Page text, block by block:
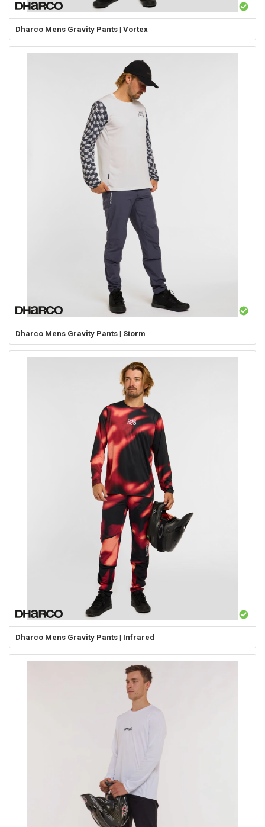
Dharco Mens Gravity Pants | Vortex
Dharco Mens Gravity Pants | Storm
Dharco Mens Gravity Pants | Infrared